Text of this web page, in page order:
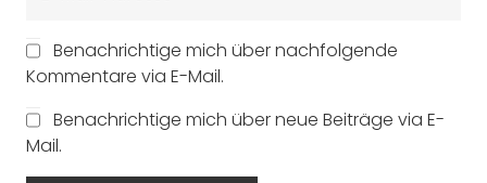
Benachrichtige mich über nachfolgende
Kommentare via E-Mail.
Benachrichtige mich über neue Beiträge via E-
Mail.